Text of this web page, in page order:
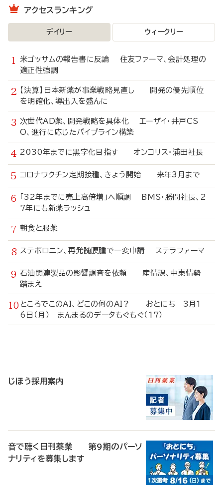
アクセスランキング
デイリー ウィークリー
米ゴッサムの報告書に反論 住友ファーマ、会計処理の
適正性強調
【決算】日本新薬が事業戦略見直し 開発の優先順位
を明確化、導出入を盛んに
次世代AD薬、開発戦略を具体化 エーザイ・井戸CS
O、進行に応じたパイプライン構築
2030年までに黒字化目指す オンコリス・浦田社長
コロナワクチン定期接種、きょう開始 来年3月まで
「32年までに売上高倍増」へ順調 BMS・勝間社長、2
7年にも新薬ラッシュ
朝食と服薬
ステボロニン、再発髄膜腫で一変申請 ステラファーマ
石油関連製品の影響調査を依頼 産情課、中東情勢
踏まえ
ところでこのAI、どこの何のAI？ おとにち 3月1
6日（月） まんまるのデータもぐもぐ（17）
じほう採用案内
音で聴く日刊薬業 第9期のパーソ
ナリティを募集します